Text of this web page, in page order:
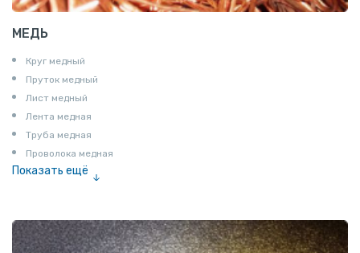
МЕДЬ
Круг медный
Пруток медный
Лист медный
Лента медная
Труба медная
Проволока медная
Показать ещё